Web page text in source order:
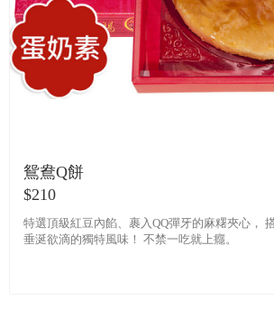
鴛鴦Q餅
$210
特選頂級紅豆內餡、裹入QQ彈牙的麻糬夾心，
垂涎欲滴的獨特風味！ 不禁一吃就上癮。